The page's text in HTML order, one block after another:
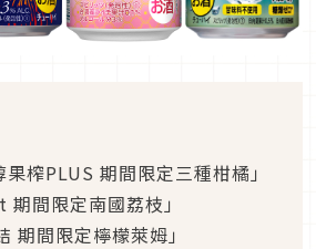
榨PLUS 期間限定三種柑橘」
間限定南國荔枝」
期間限定檸檬萊姆」